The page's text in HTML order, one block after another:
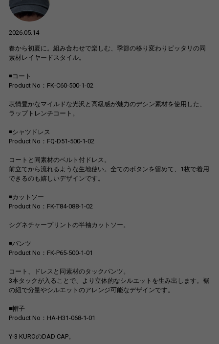
2026.05.14
春から初夏に。組み合わせで楽しむ、季節の移り変わりピッタリの同
素材レイヤードスタイル。
◾️コート
Product No：FK-C60-500-1-02
表情豊かなマイルドな光沢と高級感が魅力のデシン素材を使用した、
ラップトレンチコート。
◾️シャツドレス
Product No：FQ-D51-500-1-02
コートと同素材のベルト付ドレス。
前立てから流れるような生地使い。全てのボタンを留めて、1枚で着用
できるのも嬉しいデザインです。
◾️カットソー
Product No：FK-T84-088-1-02
シグネチャープリントの半袖カットソー。
◾️パンツ
Product No：FK-P65-500-1-01
コート、ドレスと同素材のタックパンツ。
3本タックが入ることで、より立体的なシルエットを生み出します。裾
の紐で分量やシルエットのアレンジ可能なデザインです。
◾️帽子
Product No：HA-H31-068-1-01
Y-3 KUROのDAD CAP。